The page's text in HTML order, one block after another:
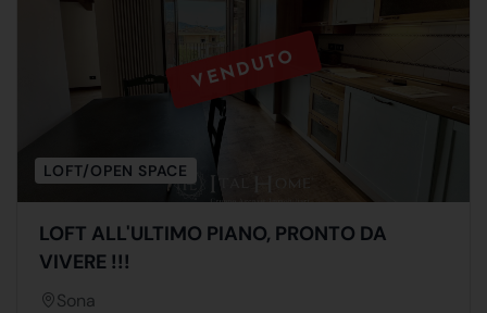
VENDUTO
LOFT/OPEN SPACE
LOFT ALL'ULTIMO PIANO, PRONTO DA
VIVERE !!!
Sona